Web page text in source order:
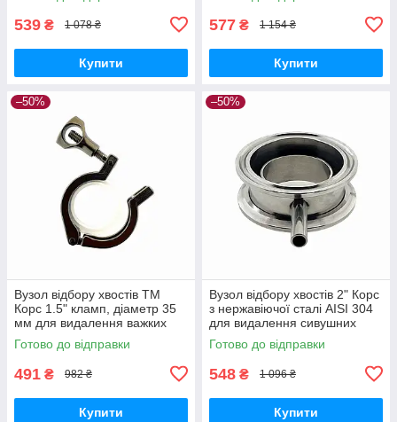
539 ₴ 1 078 ₴
Купити
577 ₴ 1 154 ₴
Купити
–50%
Вузол відбору хвостів ТМ
Корс 1.5" кламп, діаметр 35
мм для видалення важких
фракцій з перегінного куба
Готово до відправки
491 ₴ 982 ₴
Купити
–50%
Вузол відбору хвостів 2" Корс
з нержавіючої сталі AISI 304
для видалення сивушних
олій і висококиплячих спиртів
Готово до відправки
548 ₴ 1 096 ₴
Купити